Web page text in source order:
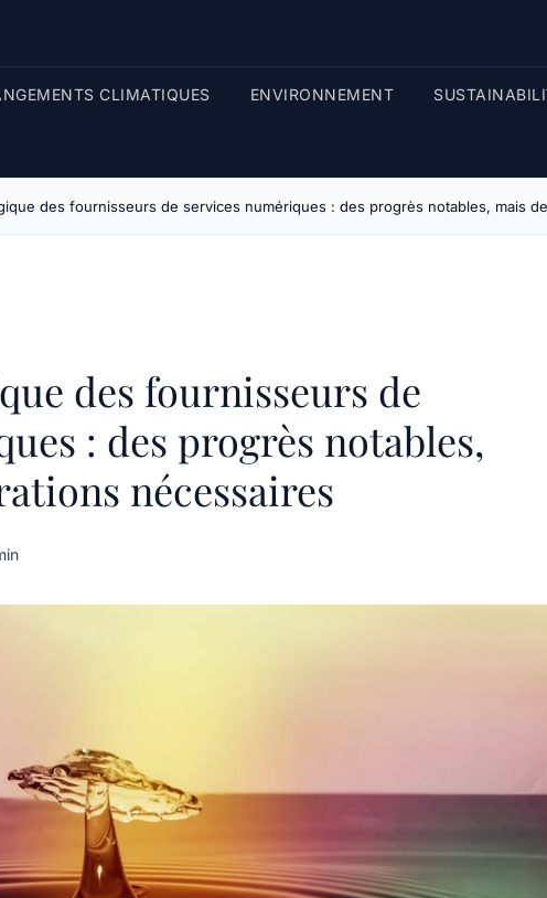
CLIMATIQUES ENVIRONNEMENT
des fournisseurs de services numériques : des progrès notables, mais
des fournisseurs de
: des progrès notables,
nécessaires